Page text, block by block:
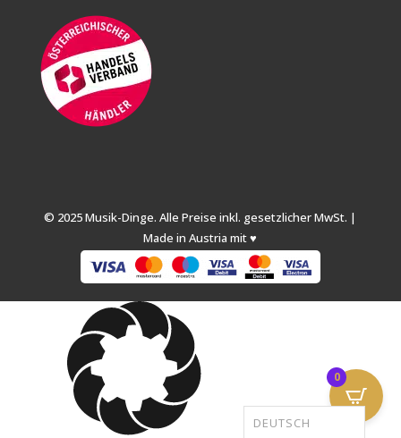
© 2025 Musik-Dinge. Alle Preise inkl. gesetzlicher MwSt. |
Made in Austria mit ♥
0
DEUTSCH